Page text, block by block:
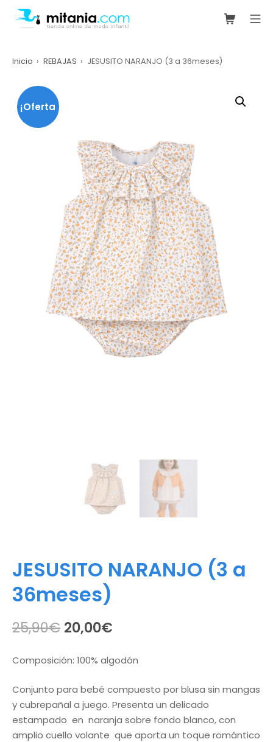
Saltar
Carrito
Inicio REBAJAS JESUSITO NARANJO (3 a 36meses)
¡Oferta
JESUSITO NARANJO (3 a
36meses)
25,90€ El
era:
25,90€.
20,00€
es:
20,00€.
Composición: 100% algodón
Conjunto para bebé compuesto por blusa sin mangas
y cubrepañal a juego. Presenta un delicado
estampado en naranja sobre fondo blanco, con
amplio cuello volante que aporta un toque romántico